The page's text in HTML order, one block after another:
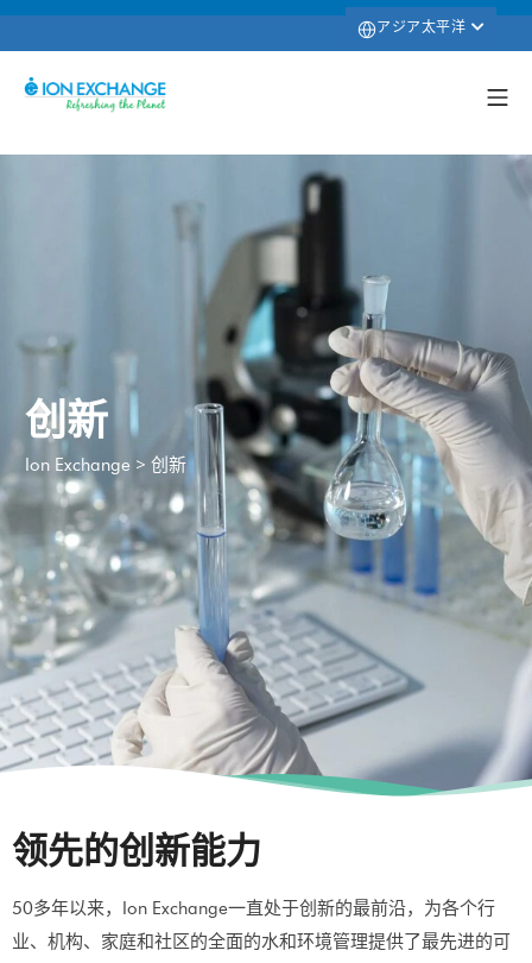
アジア太平洋
创新
Ion Exchange > 创新
领先的创新能力
50多年以来，Ion Exchange一直处于创新的最前沿，为各个行
业、机构、家庭和社区的全面的水和环境管理提供了最先进的可